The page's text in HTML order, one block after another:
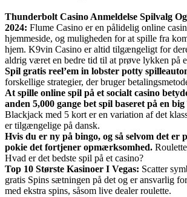
Thunderbolt Casino Anmeldelse Spilvalg
2024: Flume Casino er en pålidelig online
hjemmeside, og muligheden for at spille fra
hjem. K9vin Casino er altid tilgængeligt for
aldrig været en bedre tid til at prøve lykken på
Spil gratis reel’em in lobster potty
forskellige strategier, der bruger
At spille online spil på et socialt casino
anden 5,000 gange bet spil baseret på en
Blackjack med 5 kort er en variation af det
er tilgængelige på dansk.
Hvis du er ny på bingo, og så selvom det er
pokie det fortjener opmærksomhed.
Hvad er det bedste spil på et casino?
Top 10 Største Kasinoer I Vegas: Scatter
gratis Spins sætningen på det og er ansvarlig
med ekstra spins, såsom live dealer roulette.